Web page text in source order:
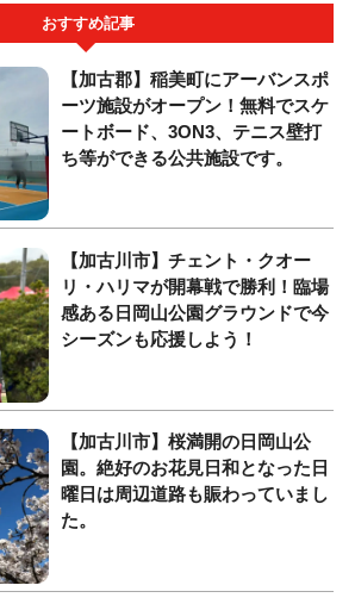
おすすめ記事
【加古郡】稲美町にアーバンスポ
ーツ施設がオープン！無料でスケ
ートボード、3ON3、テニス壁打
ち等ができる公共施設です。
【加古川市】チェント・クオー
リ・ハリマが開幕戦で勝利！臨場
感ある日岡山公園グラウンドで今
シーズンも応援しよう！
【加古川市】桜満開の日岡山公
園。絶好のお花見日和となった日
曜日は周辺道路も賑わっていまし
た。